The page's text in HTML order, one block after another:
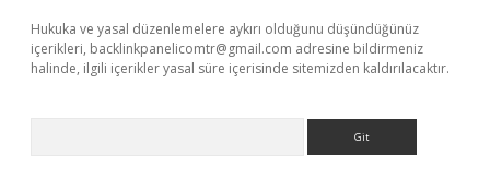
Hukuka ve yasal düzenlemelere aykırı olduğunu düşündüğünüz
içerikleri, backlinkpanelicomtr@gmail.com adresine bildirmeniz
halinde, ilgili içerikler yasal süre içerisinde sitemizden kaldırılacaktır.